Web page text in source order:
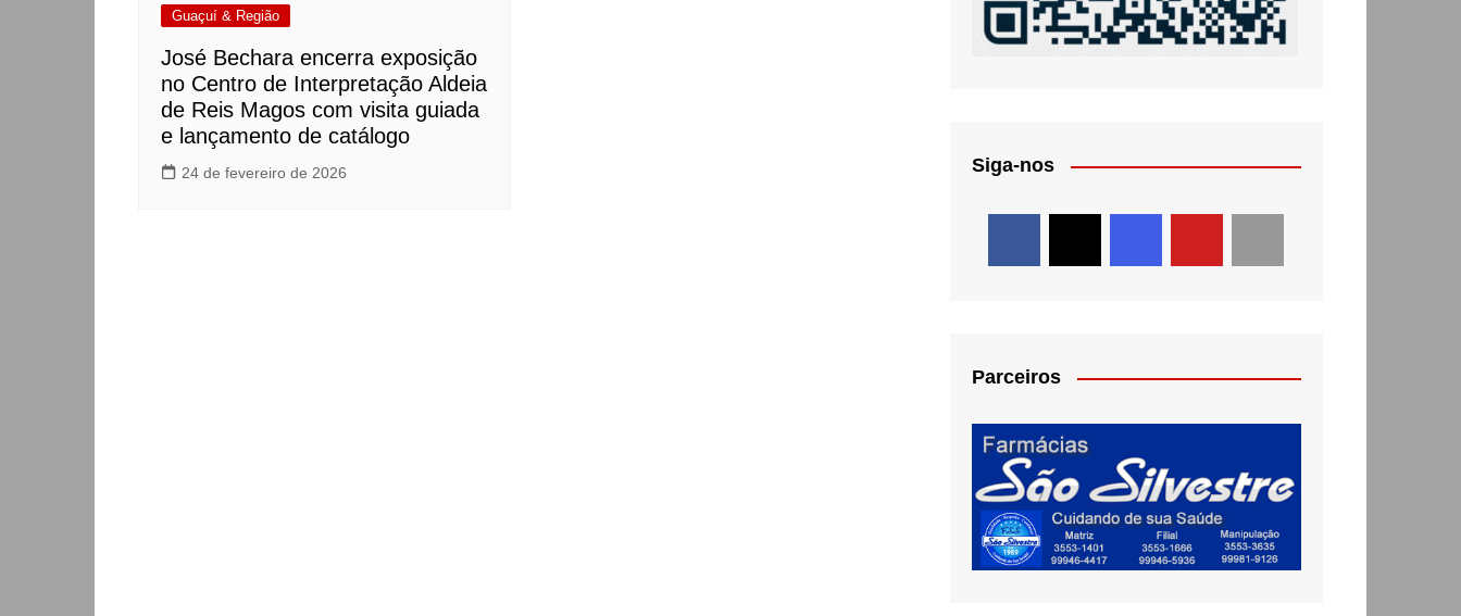
Guaçuí & Região
José Bechara encerra exposição
no Centro de Interpretação Aldeia
de Reis Magos com visita guiada
e lançamento de catálogo
24 de fevereiro de 2026 Siga-nos
Parceiros